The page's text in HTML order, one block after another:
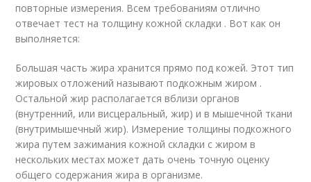
повторные измерения. Всем требованиям отлично
отвечает тест на толщину кожной складки . Вот как он
выполняется:
Большая часть жира хранится прямо под кожей. Этот тип
жировых отложений называют подкожным жиром .
Остальной жир располагается вблизи органов
(внутренний, или висцеральный, жир) и в мышечной ткани
(внутримышечный жир). Измерение толщины подкожного
жира путем зажимания кожной складки с жиром в
нескольких местах может дать очень точную оценку
общего содержания жира в организме.